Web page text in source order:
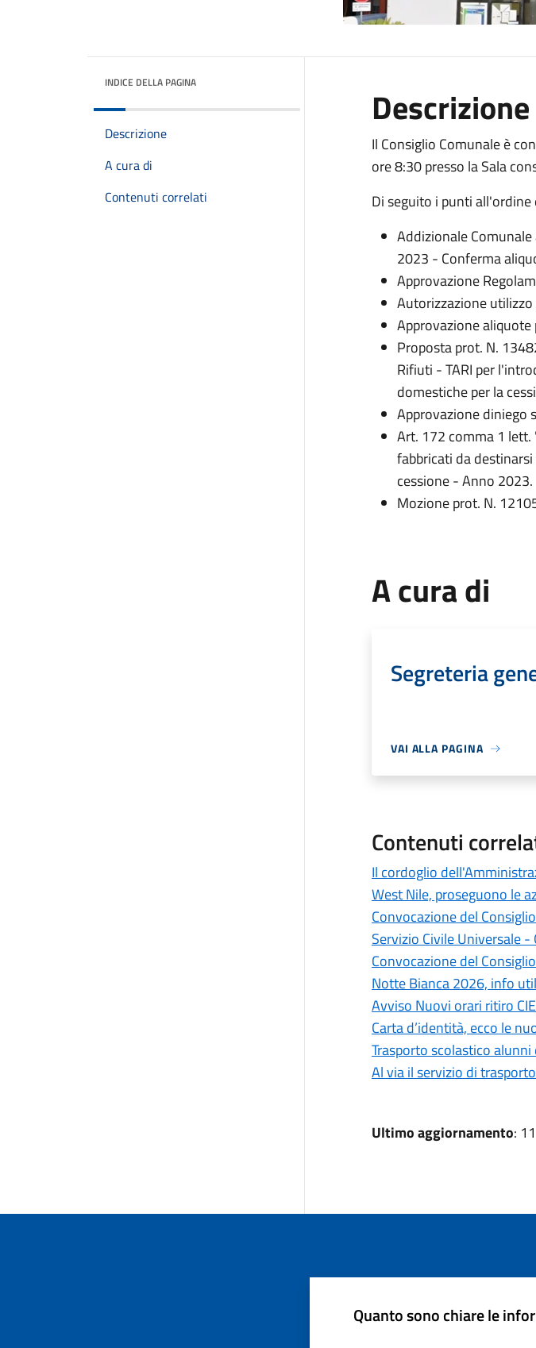
INDICE DELLA PAGINA
Descrizione
A cura di
Contenuti correlati
Descrizione
Il Consiglio Comunale è
ore 8:30 presso la Sala
Di seguito i punti all'ordine
Addizionale
2023 - Conferma
Approvazione
Autorizzazione
Approvazione
Proposta prot. N.
Rifiuti - TARI per
domestiche per la
Approvazione diniego
Art. 172 comma 1 lett.
fabbricati da
cessione - Anno 2023.
Mozione prot. N.
A cura di
Segreteria
VAI ALLA PAGINA
Contenuti
Il cordoglio
West Nile, proseguono le
Convocazione del
Servizio Civile Universale
Convocazione del
Notte Bianca 2026, info
Avviso Nuovi orari ritiro CIE
Carta d’identità, ecco le
Trasporto scolastico
Al via il servizio di
Ultimo aggiornamento:
Quanto sono chiare le